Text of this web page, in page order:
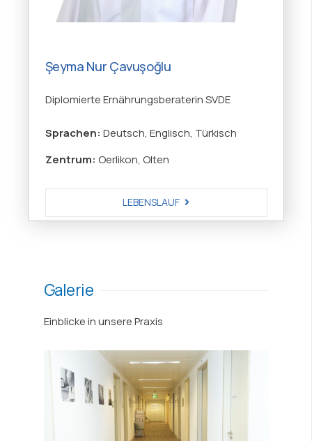
Şeyma Nur Çavuşoğlu
Diplomierte Ernährungsberaterin SVDE
Sprachen: Deutsch, Englisch, Türkisch
Zentrum: Oerlikon, Olten
LEBENSLAUF
Galerie
Einblicke in unsere Praxis